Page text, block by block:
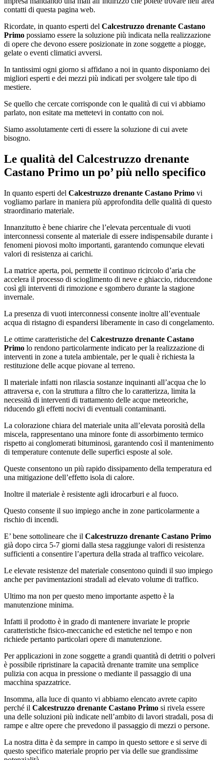
contatti di questa pagina web.
Ricordate, in quanto esperti del Calcestruzzo drenante Castano
Primo possiamo essere la soluzione più indicata nella realizzazione
di opere che devono essere posizionate in zone soggette a piogge,
gelate o eventi climatici avversi.
In tantissimi ogni giorno si affidano a noi in quanto disponiamo dei
migliori esperti e dei mezzi più indicati per svolgere tale tipo di
mestiere.
Se quello che cercate corrisponde con le qualità di cui vi abbiamo
parlato, non esitate ma mettetevi in contatto con noi.
Siamo assolutamente certi di essere la soluzione di cui avete
bisogno.
Le qualità del Calcestruzzo drenante
Castano Primo un po’ più nello specifico
In quanto esperti del Calcestruzzo drenante Castano Primo vi
vogliamo parlare in maniera più approfondita delle qualità di questo
straordinario materiale.
Innanzitutto è bene chiarire che l’elevata percentuale di vuoti
interconnessi consente al materiale di essere indispensabile durante i
fenomeni piovosi molto importanti, garantendo comunque elevati
valori di resistenza ai carichi.
La matrice aperta, poi, permette il continuo ricircolo d’aria che
accelera il processo di scioglimento di neve e ghiaccio, riducendone
così gli interventi di rimozione e sgombero durante la stagione
invernale.
La presenza di vuoti interconnessi consente inoltre all’eventuale
acqua di ristagno di espandersi liberamente in caso di congelamento.
Le ottime caratteristiche del Calcestruzzo drenante Castano
Primo lo rendono particolarmente indicato per la realizzazione di
interventi in zone a tutela ambientale, per le quali è richiesta la
restituzione delle acque piovane al terreno.
Il materiale infatti non rilascia sostanze inquinanti all’acqua che lo
attraversa e, con la struttura a filtro che lo caratterizza, limita la
necessità di interventi di trattamento delle acque meteoriche,
riducendo gli effetti nocivi di eventuali contaminanti.
La colorazione chiara del materiale unita all’elevata porosità della
miscela, rappresentano una minore fonte di assorbimento termico
rispetto ai conglomerati bituminosi, garantendo così il mantenimento
di temperature contenute delle superfici esposte al sole.
Queste consentono un più rapido dissipamento della temperatura ed
una mitigazione dell’effetto isola di calore.
Inoltre il materiale è resistente agli idrocarburi e al fuoco.
Questo consente il suo impiego anche in zone particolarmente a
rischio di incendi.
E’ bene sottolineare che il Calcestruzzo drenante Castano Primo
già dopo circa 5-7 giorni dalla stesa raggiunge valori di resistenza
sufficienti a consentire l’apertura della strada al traffico veicolare.
Le elevate resistenze del materiale consentono quindi il suo impiego
anche per pavimentazioni stradali ad elevato volume di traffico.
Ultimo ma non per questo meno importante aspetto è la
manutenzione minima.
Infatti il prodotto è in grado di mantenere invariate le proprie
caratteristiche fisico-meccaniche ed estetiche nel tempo e non
richiede pertanto particolari opere di manutenzione.
Per applicazioni in zone soggette a grandi quantità di detriti o polveri
è possibile ripristinare la capacità drenante tramite una semplice
pulizia con acqua in pressione o mediante il passaggio di una
macchina spazzatrice.
Insomma, alla luce di quanto vi abbiamo elencato avrete capito
perché il Calcestruzzo drenante Castano Primo si rivela essere
una delle soluzioni più indicate nell’ambito di lavori stradali, posa di
rampe e altre opere che prevedono il passaggio di mezzi o persone.
La nostra ditta è da sempre in campo in questo settore e si serve di
questo specifico materiale proprio per via delle sue grandissime